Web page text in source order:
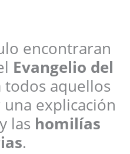
encontraran
Evangelio del
aquellos
explicación
las homilías
.